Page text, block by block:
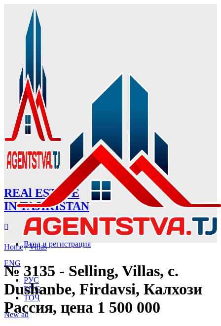
REAl ESTATE
IN TAJIKISTAN
Вход и регистрация
ENG
РУС
ENG
ТОҶ
New ad
Home/Villas
№ 3135 - Selling, Villas, c.
Dushanbe, Firdavsi, Калхози
Рассия, цена 1 500 000